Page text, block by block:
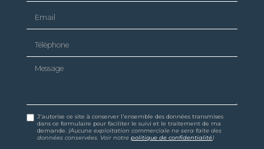
Message
J'autorise ce site à conserver l'ensemble des données transmises
dans ce formulaire pour faciliter le suivi et le traitement de ma
demande. (Aucune exploitation commerciale ne sera faite des
données conservées. Voir notrepolitique de confidentialité)